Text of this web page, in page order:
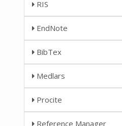
RIS
EndNote
BibTex
Medlars
Procite
Reference Manager